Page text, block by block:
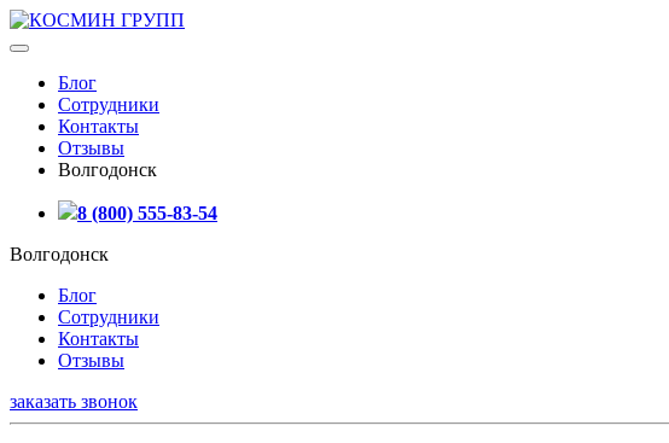
Блог
Сотрудники
Контакты
Отзывы
Волгодонск
8 (800) 555-83-54
Волгодонск
Блог
Сотрудники
Контакты
Отзывы
заказать звонок